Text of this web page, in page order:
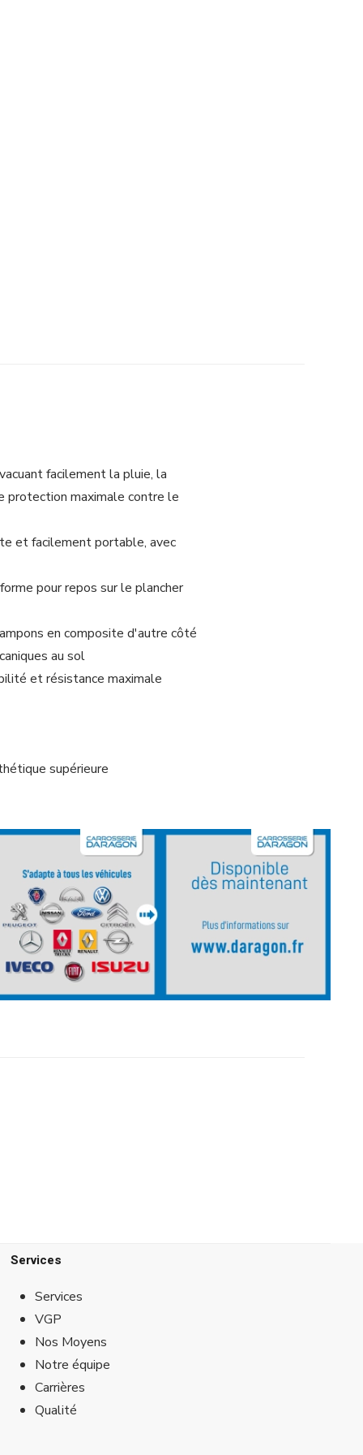
facilement la pluie, la
protection maximale contre le
et facilement portable, avec
pour repos sur le plancher
en composite d'autre côté
au sol
et résistance maximale
supérieure
Services
Services
VGP
Nos Moyens
Notre équipe
Carrières
Qualité